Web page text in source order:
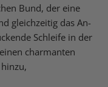
Bund, der eine
gleichzeitig das An-
Schleife in der
charmanten